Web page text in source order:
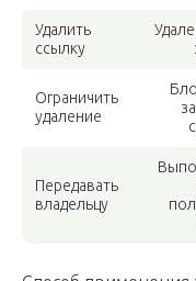
Удалить
ссылку
Ограничить
удаление
Передавать
владельцу